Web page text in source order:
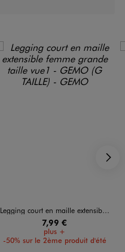
Legging court en maille extensible femme grande taille
7,99 €
plus +
-50% sur le 2ème produit d'été